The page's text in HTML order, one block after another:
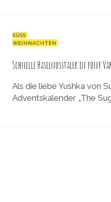
SÜSS
WEIHNACHTEN
Schnelle Haselnusstaler in fünf
Als die liebe Yushka von
Adventskalender „The